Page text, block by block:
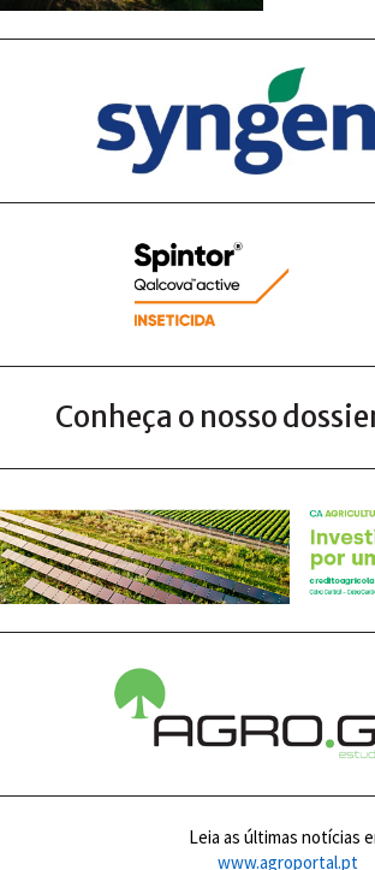
Conheça o nosso
Leia as últimas notícias
www.agroportal.pt